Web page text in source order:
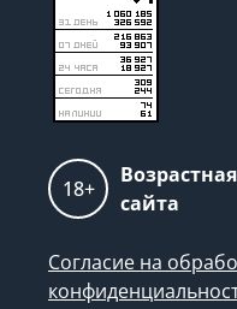
18+
сайта
Согласие на